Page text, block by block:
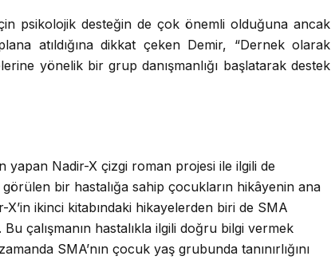
psikolojik desteğin de çok önemli olduğuna ancak
atıldığına dikkat çeken Demir, “Dernek olarak
yönelik bir grup danışmanlığı başlatarak destek
yapan Nadir-X çizgi roman projesi ile ilgili de
bir hastalığa sahip çocukların hikâyenin ana
X’in ikinci kitabındaki hikayelerden biri de SMA
çalışmanın hastalıkla ilgili doğru bilgi vermek
SMA’nın çocuk yaş grubunda tanınırlığını